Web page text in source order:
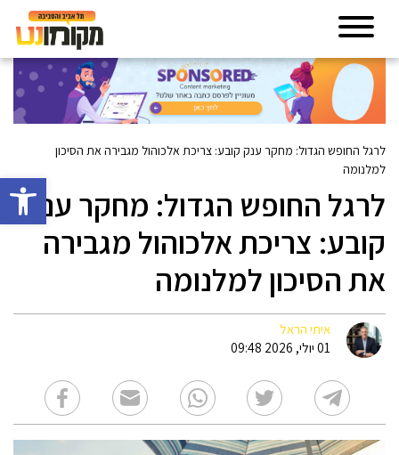
פתח
לרגל החופש הגדול: מחקר ענק קובע: צריכת אלכוהול מגבירה את הסיכון
למלנומה
לרגל החופש הגדול: מחקר ענק
קובע: צריכת אלכוהול מגבירה
את הסיכון למלנומה
איתי הראל
01 יולי, 2026 09:48